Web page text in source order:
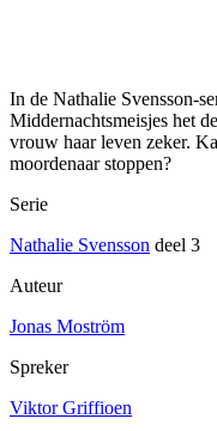
In de Nathalie Svensson-
Middernachtsmeisjes het
vrouw haar leven zeker.
moordenaar stoppen?
Serie
Nathalie Svensson deel 3
Auteur
Jonas Moström
Spreker
Viktor Griffioen